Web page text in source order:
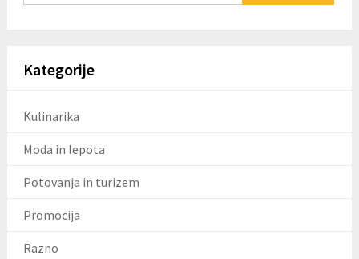
Kategorije
Kulinarika
Moda in lepota
Potovanja in turizem
Promocija
Razno